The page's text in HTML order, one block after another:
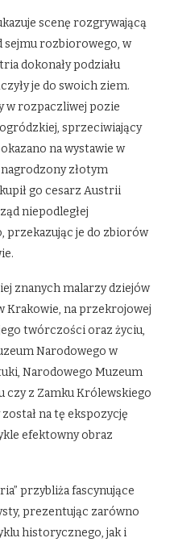
scenę rozgrywającą
sejmu rozbiorowego, w
dokonały podziału
je do swoich ziem.
w rozpaczliwej pozie
sprzeciwiający
na wystawie w
nagrodzony złotym
go cesarz Austrii
niepodległej
przekazując je do zbiorów
znanych malarzy dziejów
Krakowie, na przekrojowej
twórczości oraz życiu,
Narodowego w
Narodowego Muzeum
czy z Zamku Królewskiego
na tę ekspozycję
efektowny obraz
przybliża fascynujące
prezentując zarówno
historycznego, jak i